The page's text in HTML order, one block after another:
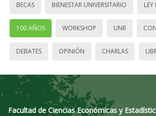
BECAS BIENESTAR UNIVERSITARIO LEY
100 AÑOS WORKSHOP UNR
DEBATES OPINIÓN CHARLAS
Facultad de Ciencias Económicas y